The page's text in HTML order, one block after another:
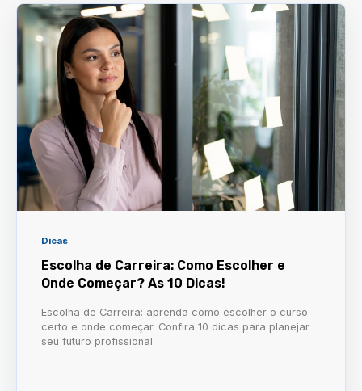
Dicas
Escolha de Carreira: Como Escolher e
Onde Começar? As 10 Dicas!
Escolha de Carreira: aprenda como escolher o curso
certo e onde começar. Confira 10 dicas para planejar
seu futuro profissional.